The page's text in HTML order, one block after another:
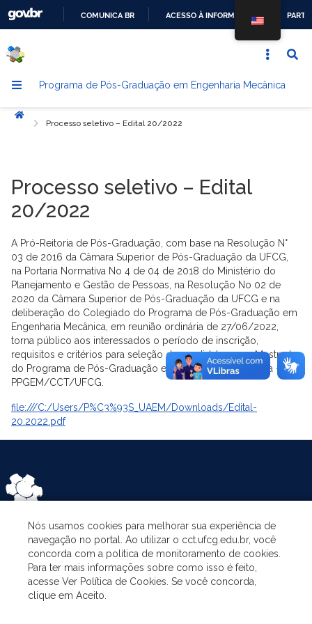
CONTEÚDO
COMUNICA BR ACESSO À INFORMAÇÃO
Programa de Pós-Graduação em Engenharia Mecânica
Início
Processo seletivo – Edital 20/2022
Processo seletivo – Edital
20/2022
A Pró-Reitoria de Pós-Graduação, com base na Resolução N°
03 de 2016 da Câmara Superior de Pós-Graduação da UFCG,
na Portaria Normativa No 4 de 04 de 2018 do Ministério do
Planejamento e Gestão de Pessoas, na Resolução No 02 de
2020 da Câmara Superior de Pós-Graduação da UFCG e na
deliberação do Colegiado do Programa de Pós-Graduação em
Engenharia Mecânica, em reunião ordinária de 27/06/2022,
torna público aos interessados o período de inscrição,
requisitos e critérios para seleção de candidatos para Mestrado
do Programa de Pós-Graduação em Engenharia Mecânica –
PPGEM/CCT/UFCG.
file:///C:/Users/P%C3%93S_UAEM/Downloads/Edital-
20.2022.pdf
ASSUNTOS
O PROGRAMA
Nós usamos cookies para melhorar sua experiência de
navegação no portal. Ao utilizar o cct.ufcg.edu.br, você
concorda com a política de monitoramento de cookies.
Para ter mais informações sobre como isso é feito,
acesse Ver Política de Cookies. Se você concorda,
clique em Aceito.